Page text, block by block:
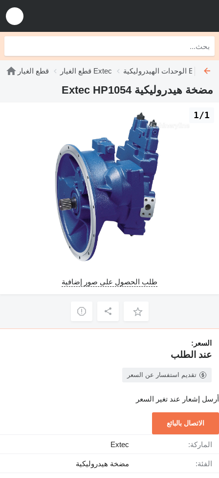
قطع الغيار قطع الغيار Extec الوحدات الهيدروليكية Extec
مضخة هيدروليكية Extec HP1054
1/1
طلب الحصول على صور إضافية
السعر:
عند الطلب
تقديم استفسار عن السعر
أرسل إشعار عند تغير السعر
الاتصال بالبائع
الماركة: Extec
الفئة: مضخة هيدروليكية